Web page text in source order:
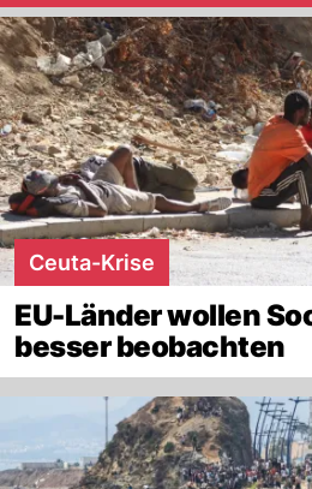
Ceuta-Krise
EU-Länder wollen
besser beobachten